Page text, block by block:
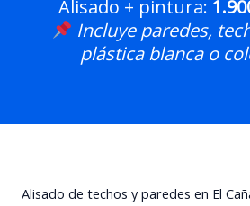
Alisado + pintura:
Incluye paredes,
plástica blanca o
Alisado de techos y paredes en El